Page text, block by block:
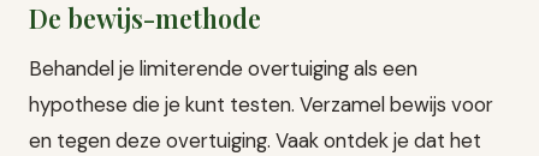
De bewijs-methode
Behandel je limiterende overtuiging als een
hypothese die je kunt testen. Verzamel bewijs voor
en tegen deze overtuiging. Vaak ontdek je dat het